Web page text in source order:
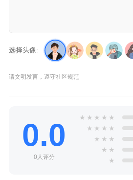
选择头像:
请文明发言，遵守社区规范
0.0
0人评分
★ ★ ★ ★ ★
★ ★ ★ ★
★ ★ ★
★ ★
★